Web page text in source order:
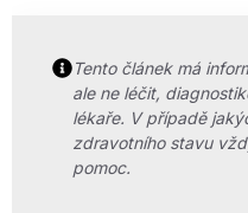
Tento článek má
ale ne léčit,
lékaře. V případě
zdravotního stavu
pomoc.